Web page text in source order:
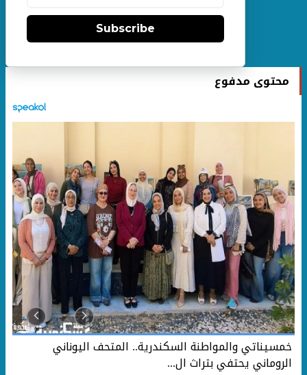
Subscribe
محتوى مدفوع
خمسيناتي والمواطنة السكندرية.. المتحف اليوناني
الروماني يحتفي بتراث ال...